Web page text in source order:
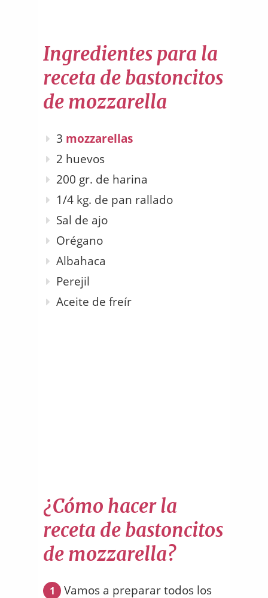
Ingredientes para la
receta de bastoncitos
de mozzarella
3 mozzarellas
2 huevos
200 gr. de harina
1/4 kg. de pan rallado
Sal de ajo
Orégano
Albahaca
Perejil
Aceite de freír
¿Cómo hacer la
receta de bastoncitos
de mozzarella?
1
Vamos a preparar todos los